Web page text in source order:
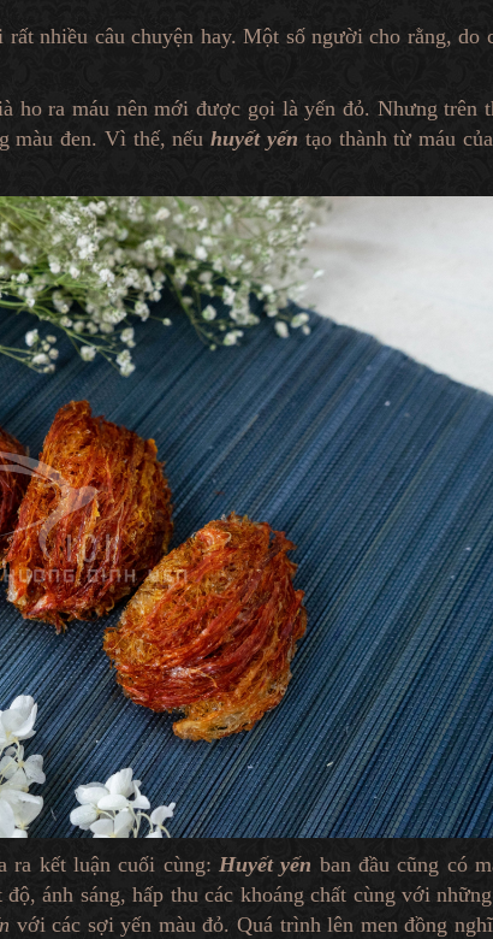
nhiều câu chuyện hay. Một số người cho rằng, do
ra máu nên mới được gọi là yến đỏ. Nhưng trên
màu đen. Vì thế, nếuhuyết yến tạo thành từ máu
ra kết luận cuối cùng: Huyết yến ban đầu cũng có
ánh sáng, hấp thu các khoáng chất cùng với
với các sợi yến màu đỏ. Quá trình lên men đồng